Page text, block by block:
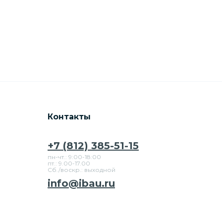
+7 (812) 385-51-15
пн-чт.: 9:00-18:00
пт.: 9.00-17.00
Сб./воскр.: выходной
Контакты
info@ibau.ru